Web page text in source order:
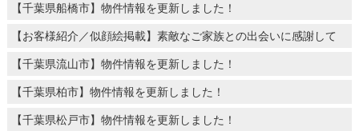
【千葉県船橋市】物件情報を更新しました！
【お客様紹介／似顔絵掲載】素敵なご家族との出会いに感謝して
【千葉県流山市】物件情報を更新しました！
【千葉県柏市】物件情報を更新しました！
【千葉県松戸市】物件情報を更新しました！